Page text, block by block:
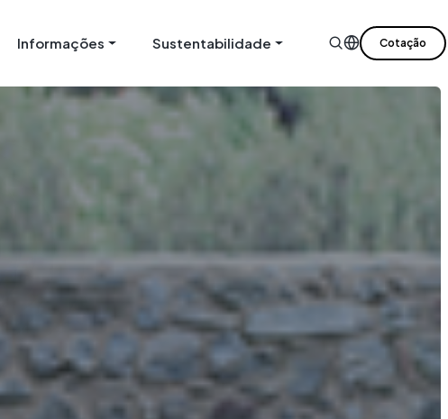
Informações Sustentabilidade Cotação